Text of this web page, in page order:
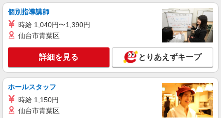
内（愛知県）駅 ■名城線「名古屋城」駅 徒歩
キープ 詳細を見る
派遣社員
パーソルテンプスタッフ株式会社 名古屋コーディネートセンタ
ー/26-0545794
［出社は週1日］＼未経験の方も大歓迎／新卒
時給1550円 【月収例】時給1,550円×7時間50
分×21日＋残業月10時間の場合＝272,994円
個別指導講師
時給 1,040円〜1,390円
仙台市青葉区
詳細を見る とりあえずキープ
ホールスタッフ
時給 1,150円
仙台市青葉区